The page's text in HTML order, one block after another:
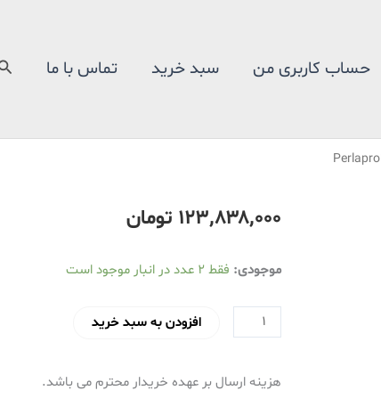
حساب کاربری من سبد خرید تماس با ما
۱۲۳٬۸۳۸٬۰۰۰ تومان
موجودی: فقط 2 عدد در انبار موجود است
پکیج
دیواری
بوتان
Perlapro28RSI
افزودن به سبد خرید
هزینه ارسال بر عهده خریدار محترم می باشد.